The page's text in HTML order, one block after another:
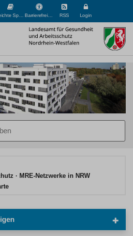
Barrierefreiheit RSS Login
MRE-Netzwerke in NRW